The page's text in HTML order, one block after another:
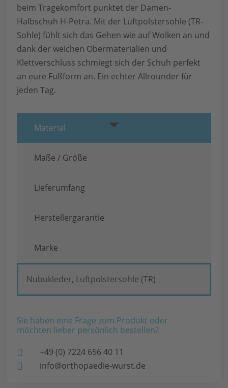
beim Tragekomfort punktet der Damen-
Halbschuh H-Petra. Mit der Luftpolstersohle (TR-
Sohle) fühlt sich das Gehen wie auf Wolken an und
dank der weichen Obermaterialien und
Klettverschluss schmiegt sich der Schuh perfekt
an eure Fußform an. Ein echter Allrounder für
jeden Tag.
Material
Maße / Größe
Lieferumfang
Herstellergarantie
Marke
Nubukleder, Luftpolstersohle (TR)
Sie haben eine Frage zum Produkt oder
möchten lieber persönlich bestellen?
+49 (0) 7224 656 40 11
info@orthopaedie-wurst.de